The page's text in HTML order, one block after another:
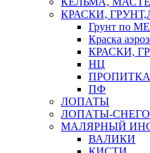
КРАСКИ,
Грунт по
Краска
КРАСКИ,
НЦ
ПФ
ЛОПАТЫ
ЛОПАТЫ-
МАЛЯРНЫЙ
ВАЛИКИ